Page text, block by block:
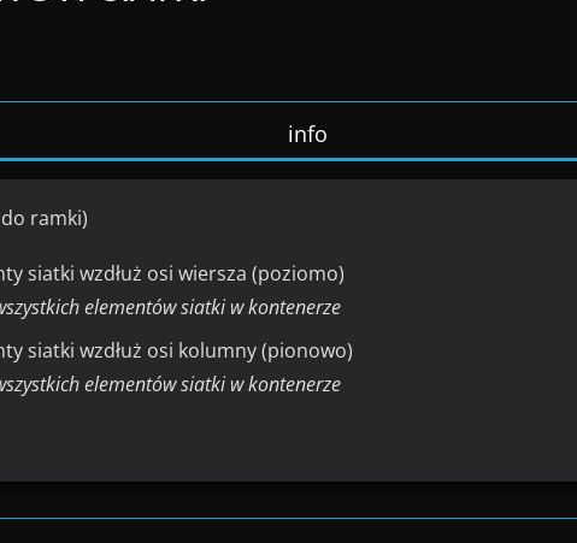
info
ramki)
siatki wzdłuż osi wiersza (poziomo)
elementów siatki w kontenerze
siatki wzdłuż osi kolumny (pionowo)
elementów siatki w kontenerze